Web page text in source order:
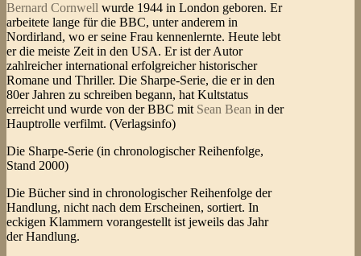
Bernard Cornwell wurde 1944 in London geboren. Er
arbeitete lange für die BBC, unter anderem in
Nordirland, wo er seine Frau kennenlernte. Heute lebt
er die meiste Zeit in den USA. Er ist der Autor
zahlreicher international erfolgreicher historischer
Romane und Thriller. Die Sharpe-Serie, die er in den
80er Jahren zu schreiben begann, hat Kultstatus
erreicht und wurde von der BBC mit Sean Bean in der
Hauptrolle verfilmt. (Verlagsinfo)
Die Sharpe-Serie (in chronologischer Reihenfolge,
Stand 2000)
Die Bücher sind in chronologischer Reihenfolge der
Handlung, nicht nach dem Erscheinen, sortiert. In
eckigen Klammern vorangestellt ist jeweils das Jahr
der Handlung.